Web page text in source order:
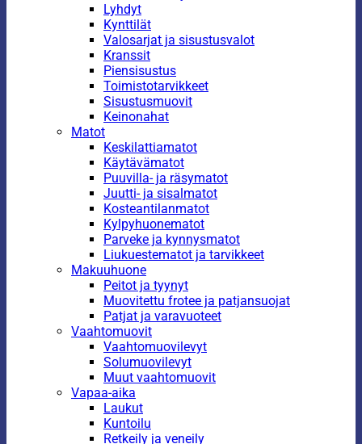
Lyhdyt
Kynttilät
Valosarjat ja sisustusvalot
Kranssit
Piensisustus
Toimistotarvikkeet
Sisustusmuovit
Keinonahat
Matot
Keskilattiamatot
Käytävämatot
Puuvilla- ja räsymatot
Juutti- ja sisalmatot
Kosteantilanmatot
Kylpyhuonematot
Parveke ja kynnysmatot
Liukuestematot ja tarvikkeet
Makuuhuone
Peitot ja tyynyt
Muovitettu frotee ja patjansuojat
Patjat ja varavuoteet
Vaahtomuovit
Vaahtomuovilevyt
Solumuovilevyt
Muut vaahtomuovit
Vapaa-aika
Laukut
Kuntoilu
Retkeily ja veneily